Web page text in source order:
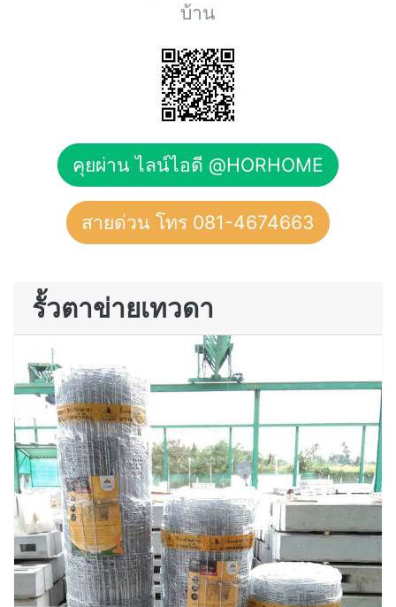
บ้าน
คุยผ่าน ไลน์ไอดี @HORHOME
สายด่วน โทร 081-4674663
รั้วตาข่ายเทวดา